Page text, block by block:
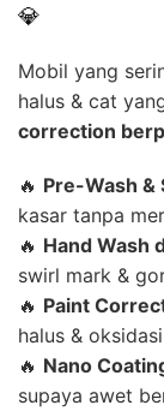
💎
Mobil yang
halus & cat
correction
🔥 Pre-Wash &
kasar tanpa
🔥 Hand Wash
swirl mark &
🔥 Paint
halus & oksidasi
🔥 Nano
supaya awet